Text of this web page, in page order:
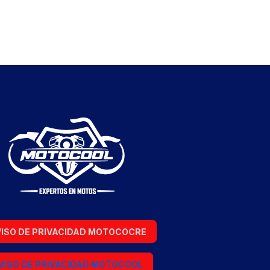
DE PRIVACIDAD MOTOCOCRE
DE PRIVACIDAD MOTOCOOL